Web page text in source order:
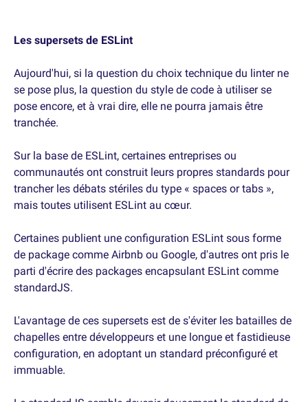
Les supersets de ESLint
Aujourd'hui, si la question du choix technique du linter ne
se pose plus, la question du style de code à utiliser se
pose encore, et à vrai dire, elle ne pourra jamais être
tranchée.
Sur la base de ESLint, certaines entreprises ou
communautés ont construit leurs propres standards pour
trancher les débats stériles du type « spaces or tabs »,
mais toutes utilisent ESLint au cœur.
Certaines publient une configuration ESLint sous forme
de package comme Airbnb ou Google, d'autres ont pris le
parti d'écrire des packages encapsulant ESLint comme
standardJS.
L'avantage de ces supersets est de s'éviter les batailles de
chapelles entre développeurs et une longue et fastidieuse
configuration, en adoptant un standard préconfiguré et
immuable.